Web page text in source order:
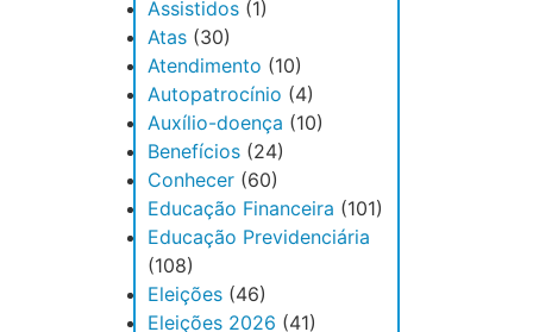
Assistidos (1)
Atas (30)
Atendimento (10)
Autopatrocínio (4)
Auxílio-doença (10)
Benefícios (24)
Conhecer (60)
Educação Financeira (101)
Educação Previdenciária
(108)
Eleições (46)
Eleições 2026 (41)